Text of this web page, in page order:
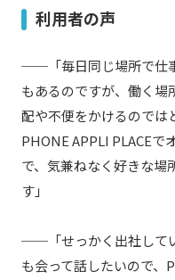
利用者の声
──「毎日同じ場所で仕
もあるのですが、働く場
配や不便をかけるのでは
PHONE APPLI PLACE
で、気兼ねなく好きな場
す」
──「せっかく出社して
も会って話したいので、